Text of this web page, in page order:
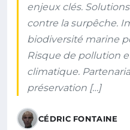
enjeux clés.
contre la surpêche.
biodiversité marine
Risque de pollution
climatique.
préservation […]
CÉDRIC FONTAINE